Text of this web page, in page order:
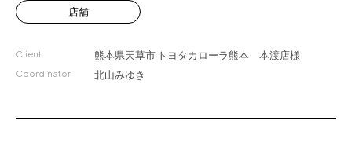
店舗
Client 熊本県天草市 トヨタカローラ熊本 本渡店様
Coordinator 北山みゆき